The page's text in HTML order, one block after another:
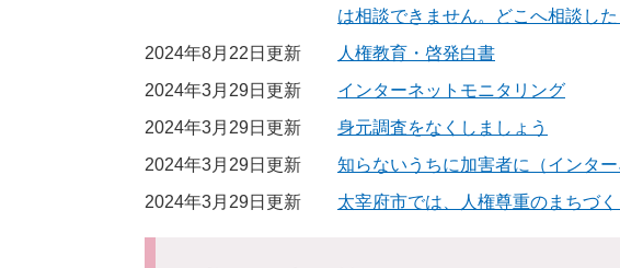
は相談できません。どこへ相談した
2024年8月22日更新
人権教育・啓発白書
2024年3月29日更新
インターネットモニタリング
2024年3月29日更新
身元調査をなくしましょう
2024年3月29日更新
知らないうちに加害者に（インター
2024年3月29日更新
太宰府市では、人権尊重のまちづ